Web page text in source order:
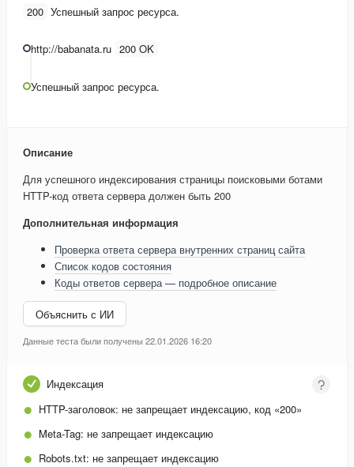
200 Успешный запрос ресурса.
http://babanata.ru 200 OK
Успешный запрос ресурса.
Описание
Для успешного индексирования страницы поисковыми ботами
HTTP-код ответа сервера должен быть 200
Дополнительная информация
Проверка ответа сервера внутренних страниц сайта
Список кодов состояния
Коды ответов сервера — подробное описание
Объяснить с ИИ
Данные теста были получены 22.01.2026 16:20
Индексация
HTTP-заголовок: не запрещает индексацию, код «200»
Meta-Tag: не запрещает индексацию
Robots.txt: не запрещает индексацию